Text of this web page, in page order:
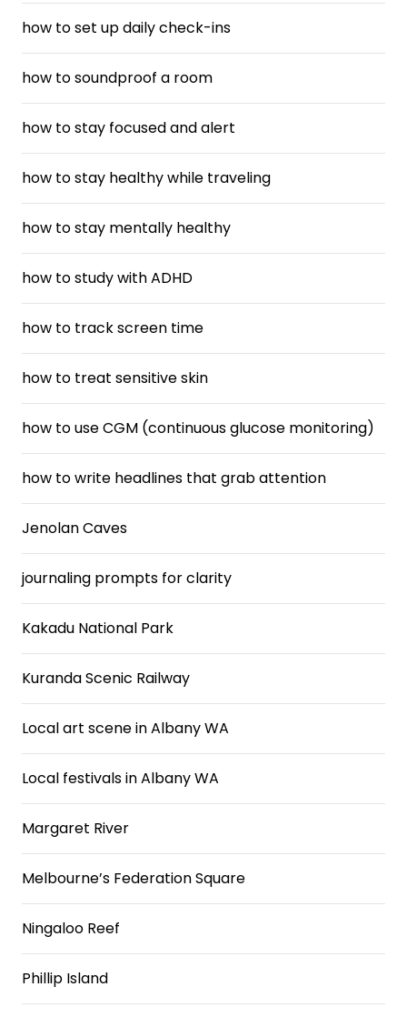
how to set up daily check-ins
how to soundproof a room
how to stay focused and alert
how to stay healthy while traveling
how to stay mentally healthy
how to study with ADHD
how to track screen time
how to treat sensitive skin
how to use CGM (continuous glucose monitoring)
how to write headlines that grab attention
Jenolan Caves
journaling prompts for clarity
Kakadu National Park
Kuranda Scenic Railway
Local art scene in Albany WA
Local festivals in Albany WA
Margaret River
Melbourne’s Federation Square
Ningaloo Reef
Phillip Island